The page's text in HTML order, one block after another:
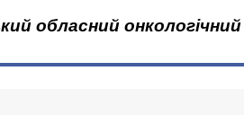
обласний